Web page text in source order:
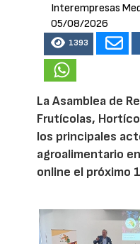
Interempresas
05/08/2026
1393
La Asamblea de
Frutícolas,
los principales
agroalimentario
online el próximo